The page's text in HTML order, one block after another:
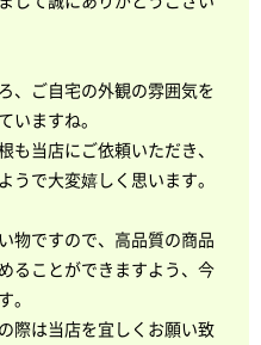
、ご自宅の外観の雰囲気を
いますね。
当店にご依頼いただき、
で大変嬉しく思います。
物ですので、高品質の商品
ることができますよう、今
。
際は当店を宜しくお願い致